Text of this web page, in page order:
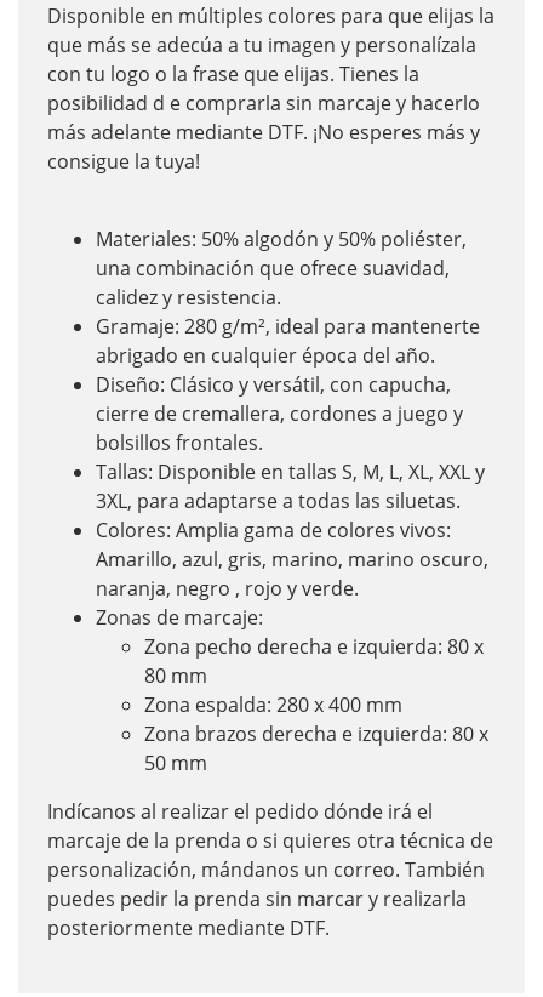
Disponible en múltiples colores para que elijas la
que más se adecúa a tu imagen y personalízala
con tu logo o la frase que elijas. Tienes la
posibilidad d e comprarla sin marcaje y hacerlo
más adelante mediante DTF. ¡No esperes más y
consigue la tuya!
Materiales: 50% algodón y 50% poliéster,
una combinación que ofrece suavidad,
calidez y resistencia.
Gramaje: 280 g/m², ideal para mantenerte
abrigado en cualquier época del año.
Diseño: Clásico y versátil, con capucha,
cierre de cremallera, cordones a juego y
bolsillos frontales.
Tallas: Disponible en tallas S, M, L, XL, XXL y
3XL, para adaptarse a todas las siluetas.
Colores: Amplia gama de colores vivos:
Amarillo, azul, gris, marino, marino oscuro,
naranja, negro , rojo y verde.
Zonas de marcaje:
Zona pecho derecha e izquierda: 80 x
80 mm
Zona espalda: 280 x 400 mm
Zona brazos derecha e izquierda: 80 x
50 mm
Indícanos al realizar el pedido dónde irá el
marcaje de la prenda o si quieres otra técnica de
personalización, mándanos un correo. También
puedes pedir la prenda sin marcar y realizarla
posteriormente mediante DTF.